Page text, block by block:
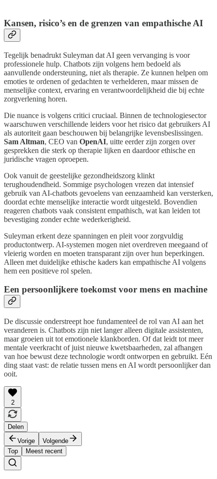
Kansen, risico’s en de grenzen van empathische AI
Tegelijk benadrukt Suleyman dat AI geen vervanging is voor
professionele hulp. Chatbots zijn volgens hem bedoeld als
aanvullende ondersteuning, niet als therapie. Ze kunnen helpen om
emoties te ordenen of gedachten te verhelderen, maar missen de
menselijke context, ervaring en verantwoordelijkheid die bij echte
zorgverlening horen.
Die nuance is volgens critici cruciaal. Binnen de technologiesector
waarschuwen verschillende leiders voor het risico dat gebruikers AI
als autoriteit gaan beschouwen bij belangrijke levensbeslissingen.
Sam Altman, CEO van OpenAI, uitte eerder zijn zorgen over
gesprekken die sterk op therapie lijken en daardoor ethische en
juridische vragen oproepen.
Ook vanuit de geestelijke gezondheidszorg klinkt
terughoudendheid. Sommige psychologen vrezen dat intensief
gebruik van AI-chatbots gevoelens van eenzaamheid kan versterken,
doordat echte menselijke interactie wordt uitgesteld. Bovendien
reageren chatbots vaak consistent empathisch, wat kan leiden tot
bevestiging zonder echte wederkerigheid.
Suleyman erkent deze spanningen en pleit voor zorgvuldig
productontwerp. AI-systemen mogen niet overdreven meegaand of
vleierig worden en moeten transparant zijn over hun beperkingen.
Alleen met duidelijke ethische kaders kan empathische AI volgens
hem een positieve rol spelen.
Een persoonlijkere toekomst voor mens en machine
De discussie onderstreept hoe fundamenteel de rol van AI aan het
veranderen is. Chatbots zijn niet langer alleen digitale assistenten,
maar groeien uit tot emotionele klankborden. Of dat leidt tot meer
mentale veerkracht of juist nieuwe kwetsbaarheden, zal afhangen
van hoe bewust deze technologie wordt ontworpen en gebruikt. Eén
ding staat vast: de relatie tussen mens en AI wordt persoonlijker dan
ooit.
2
Delen
Vorige
Volgende
Top
Meest recent